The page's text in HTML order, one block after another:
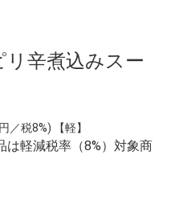
辛煮込みスー
円／税8%) 【軽】
は軽減税率（8%）対象商